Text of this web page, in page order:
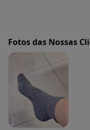
Trifil - Kit/6 Meia Trifil
Fotos das Nossas